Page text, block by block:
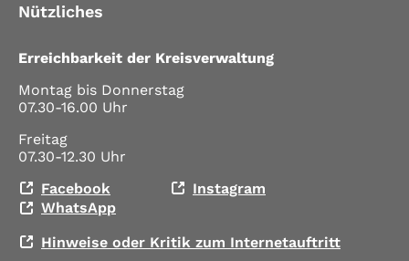
Nützliches
Erreichbarkeit der Kreisverwaltung
Montag bis Donnerstag
07.30-16.00 Uhr
Freitag
07.30-12.30 Uhr
Facebook
Instagram
WhatsApp
Hinweise oder Kritik zum Internetauftritt